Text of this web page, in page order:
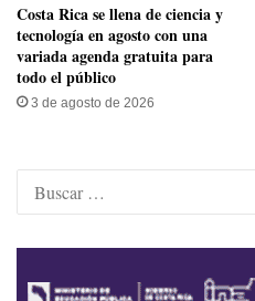
​Costa Rica se llena de ciencia y
tecnología en agosto con una
variada agenda gratuita para
todo el público
3 de agosto de 2026